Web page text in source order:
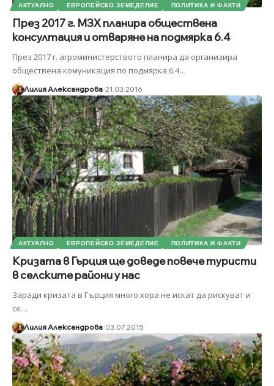
АКТУАЛНО ЕВРОПЕЙСКО ЗЕМЕДЕЛИЕ ПОЛИТИКА И ФАКТИ
През 2017 г. МЗХ планира обществена
консултация и отваряне на подмярка 6.4
През 2017 г. агроминистерството планира да организира
обществена комуникация по подмярка 6.4…
Лилия Александрова 21.03.2016
АКТУАЛНО ЕВРОПЕЙСКО ЗЕМЕДЕЛИЕ ПОЛИТИКА И ФАКТИ
Кризата в Гърция ще доведе повече туристи
в селските райони у нас
Заради кризата в Гърция много хора не искат да рискуват и
се…
Лилия Александрова 03.07.2015